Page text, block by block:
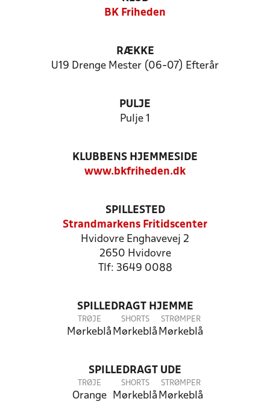
BK Friheden
RÆKKE
U19 Drenge Mester (06-07) Efterår
PULJE
Pulje 1
KLUBBENS HJEMMESIDE
www.bkfriheden.dk
SPILLESTED
Strandmarkens Fritidscenter
Hvidovre Enghavevej 2
2650 Hvidovre
Tlf: 3649 0088
SPILLEDRAGT HJEMME
TRØJE
Mørkeblå
SHORTS
Mørkeblå
STRØMPER
Mørkeblå
SPILLEDRAGT UDE
TRØJE
Orange
SHORTS
Mørkeblå
STRØMPER
Mørkeblå